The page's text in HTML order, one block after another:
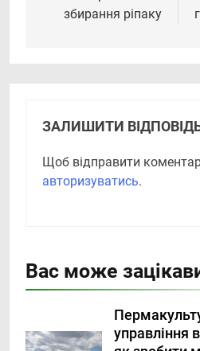
збирання ріпаку
ЗАЛИШИТИ
Щоб відправити
авторизуватись.
Вас може
управління